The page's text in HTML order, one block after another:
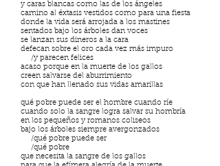
y caras blancas como las de los ángeles
camino al éxtasis vestidos como para una fiesta
donde la vida será arrojada a los mastines
sentados bajo los árboles dan voces
se lanzan sus dineros a la cara
defecan sobre el oro cada vez más impuro
/y parecen felices
acaso porque en la muerte de los gallos
creen salvarse del aburrimiento
con que han llenado sus vidas amarillas
qué pobre puede ser el hombre cuando ríe
cuando solo la sangre logra salvar su hombría
en los pequeños y romanos coliseos
bajo los árboles siempre avergonzados
/qué pobre puede ser
/qué pobre
que necesita la sangre de los gallos